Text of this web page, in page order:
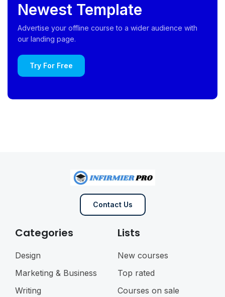
Newest Template
Advertise your offline course to a wider audience with
our landing page.
Try For Free
Contact Us
Categories
Design
Marketing & Business
Writing
Lists
New courses
Top rated
Courses on sale